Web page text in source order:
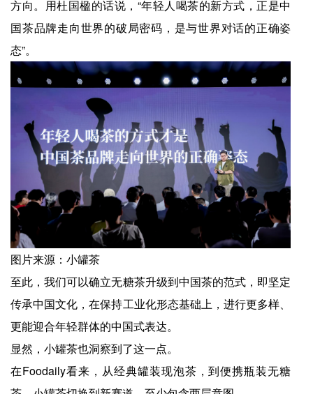
方向。用杜国楹的话说，“年轻人喝茶的新方式，正是中
国茶品牌走向世界的破局密码，是与世界对话的正确姿
态”。
图片来源：小罐茶
至此，我们可以确立无糖茶升级到中国茶的范式，即坚定
传承中国文化，在保持工业化形态基础上，进行更多样、
更能迎合年轻群体的中国式表达。
显然，小罐茶也洞察到了这一点。
在Foodaily看来，从经典罐装现泡茶，到便携瓶装无糖